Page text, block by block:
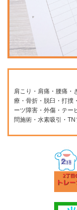
肩こり・肩痛・腰痛・
療・骨折・脱臼・打撲
ーツ障害・外傷・テー
問施術・水素吸引・